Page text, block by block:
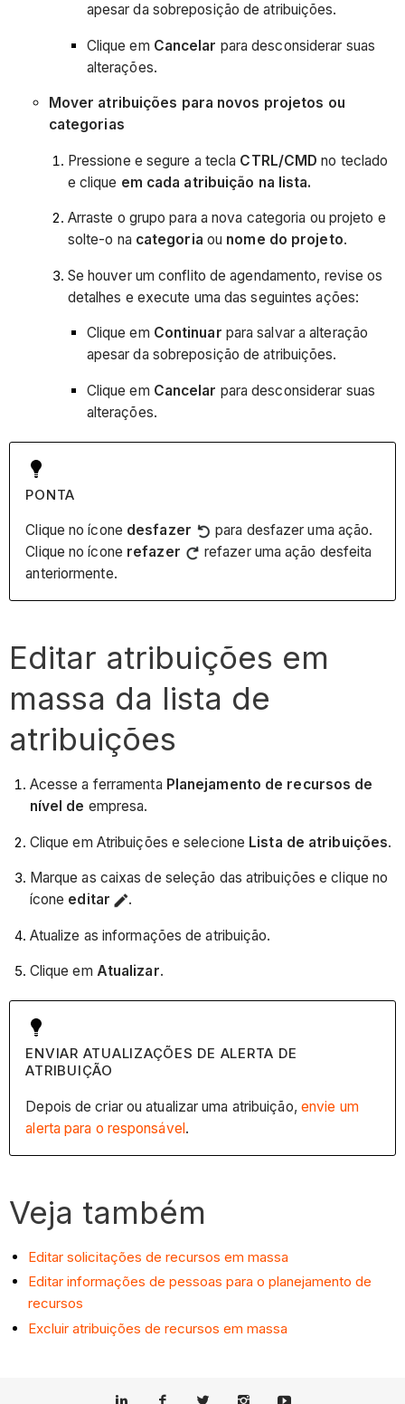
apesar da sobreposição de atribuições.
Clique em Cancelar para desconsiderar suas
alterações.
Mover atribuições para novos projetos ou
categorias
Pressione e segure a tecla CTRL/CMD no teclado
e clique em cada atribuição na lista.
Arraste o grupo para a nova categoria ou projeto e
solte-o na categoria ou nome do projeto.
Se houver um conflito de agendamento, revise os
detalhes e execute uma das seguintes ações:
Clique em Continuar para salvar a alteração
apesar da sobreposição de atribuições.
Clique em Cancelar para desconsiderar suas
alterações.
PONTA
Clique no ícone desfazer
para desfazer uma ação.
Clique no ícone refazer
refazer uma ação desfeita
anteriormente.
Editar atribuições em
massa da lista de
atribuições
Acesse a ferramenta Planejamento de recursos de
nível de empresa.
Clique em Atribuições e selecione Lista de atribuições.
Marque as caixas de seleção das atribuições e clique no
ícone editar .
Atualize as informações de atribuição.
Clique em Atualizar.
ENVIAR ATUALIZAÇÕES DE ALERTA DE
ATRIBUIÇÃO
Depois de criar ou atualizar uma atribuição, envie um
alerta para o responsável.
Veja também
Editar solicitações de recursos em massa
Editar informações de pessoas para o planejamento de
recursos
Excluir atribuições de recursos em massa